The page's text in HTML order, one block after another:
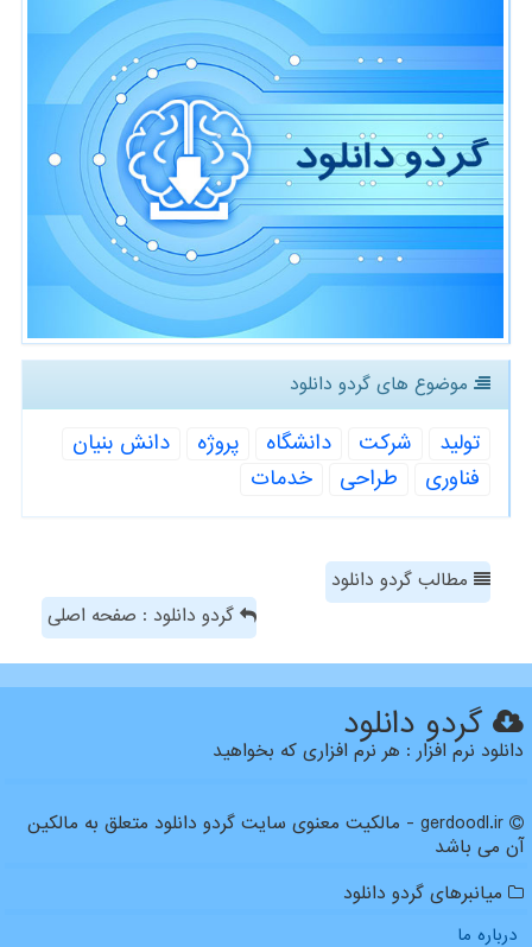
موضوع های گردو دانلود
تولید شركت دانشگاه پروژه
دانش بنیان
فناوری
طراحی خدمات
مطالب گردو دانلود
گردو دانلود : صفحه اصلی
گردو دانلود
دانلود نرم افزار : هر نرم افزاری که بخواهید
gerdoodl.ir - مالکیت معنوی سایت گردو دانلود متعلق به مالکین
آن می باشد
میانبرهای گردو دانلود
درباره ما